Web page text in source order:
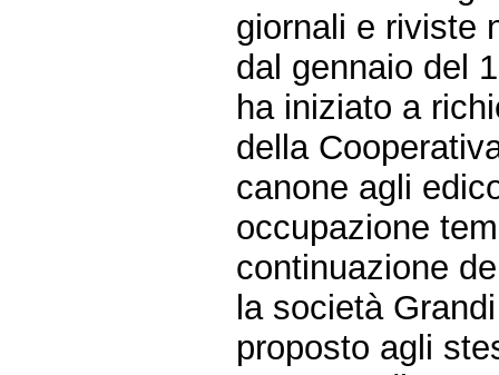
giornali e riviste
dal gennaio del
ha iniziato a
della
canone agli
occupazione
continuazione
la società
proposto agli